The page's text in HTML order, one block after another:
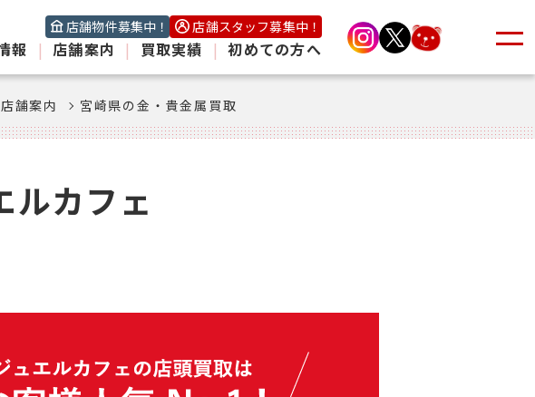
店舗物件募集中！ 店舗スタッフ募集中！
報 | 店舗案内 | 買取実績 | 初めての方へ
舗案内 宮崎県の金・貴金属買取
ルカフェ